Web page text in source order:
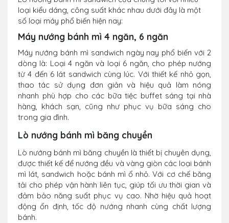
loại kiểu dáng, công suất khác nhau dưới đây là một
số loại máy phổ biến hiện nay:
Máy nướng bánh mì 4 ngăn, 6 ngăn
Máy nướng bánh mì sandwich ngày nay phổ biến với 2
dòng là: Loại 4 ngăn và loại 6 ngăn, cho phép nướng
từ 4 đến 6 lát sandwich cùng lúc. Với thiết kế nhỏ gọn,
thao tác sử dụng đơn giản và hiệu quả làm nóng
nhanh phù hợp cho các bữa tiệc buffet sáng tại nhà
hàng, khách sạn, cũng như phục vụ bữa sáng cho
trong gia đình.
Lò nướng bánh mì băng chuyền
Lò nướng bánh mì băng chuyền là thiết bị chuyên dụng,
được thiết kế để nướng đều và vàng giòn các loại bánh
mì lát, sandwich hoặc bánh mì ổ nhỏ. Với cơ chế băng
tải cho phép vận hành liên tục, giúp tối ưu thời gian và
đảm bảo năng suất phục vụ cao. Nhờ hiệu quả hoạt
động ổn định, tốc độ nướng nhanh cùng chất lượng
bánh.